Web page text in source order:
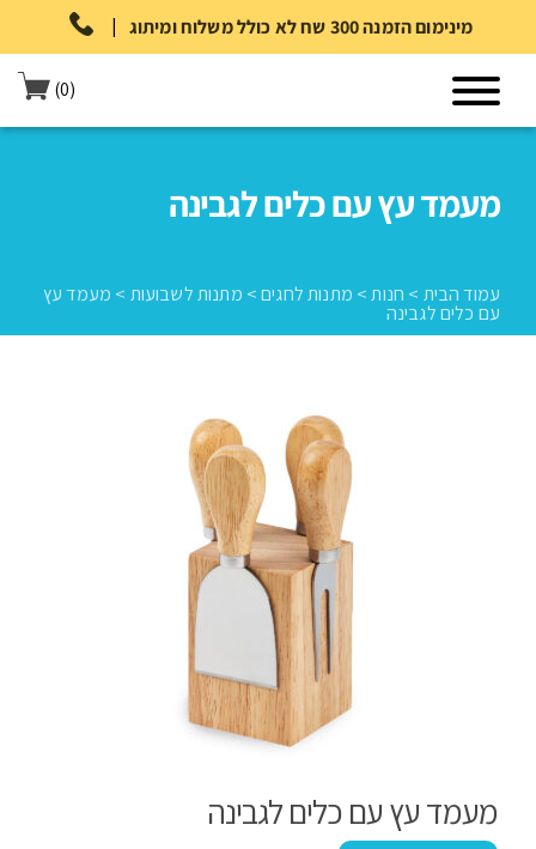
| מינימום הזמנה 300 שח לא כולל משלוח ומיתוג
(0)
מעמד עץ עם כלים לגבינה
עמוד הבית > חנות> מתנות לחגים> מתנות לשבועות > מעמד עץ
עם כלים לגבינה
מעמד עץ עם כלים לגבינה